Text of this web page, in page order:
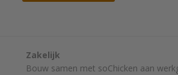
Zakelijk
Bouw samen met soChicken aan